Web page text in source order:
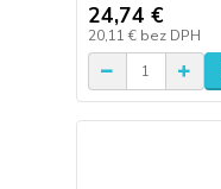
24,74 €
20,11 € bez DPH